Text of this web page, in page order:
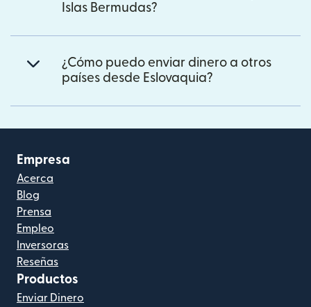
Islas Bermudas?
¿Cómo puedo enviar dinero a otros
países desde Eslovaquia?
Empresa
Acerca
Blog
Prensa
Empleo
Inversoras
Reseñas
Productos
Enviar Dinero